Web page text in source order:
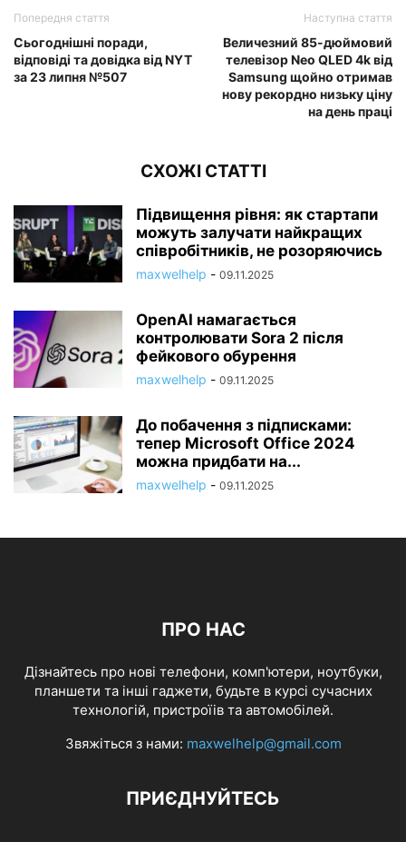
Попередня стаття
Сьогоднішні поради,
відповіді та довідка від NYT
за 23 липня №507
Наступна стаття
Величезний 85-дюймовий
телевізор Neo QLED 4k від
Samsung щойно отримав
нову рекордно низьку ціну
на день праці
СХОЖІ СТАТТІ
Підвищення рівня: як стартапи
можуть залучати найкращих
співробітників, не розоряючись
maxwelhelp - 09.11.2025
OpenAI намагається
контролювати Sora 2 після
фейкового обурення
maxwelhelp - 09.11.2025
До побачення з підписками:
тепер Microsoft Office 2024
можна придбати на...
maxwelhelp - 09.11.2025
ПРО НАС
Дізнайтесь про нові телефони, комп'ютери, ноутбуки,
планшети та інші гаджети, будьте в курсі сучасних
технологій, пристроїів та автомобілей.
Звяжіться з нами: maxwelhelp@gmail.com
ПРИЄДНУЙТЕСЬ